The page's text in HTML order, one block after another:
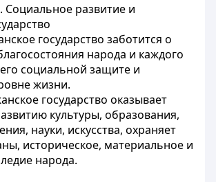
Социальное развитие и
государство заботится о
народа и каждого
социальной защите и
жизни.
государство оказывает
культуры, образования,
науки, искусства, охраняет
историческое, материальное и
народа.